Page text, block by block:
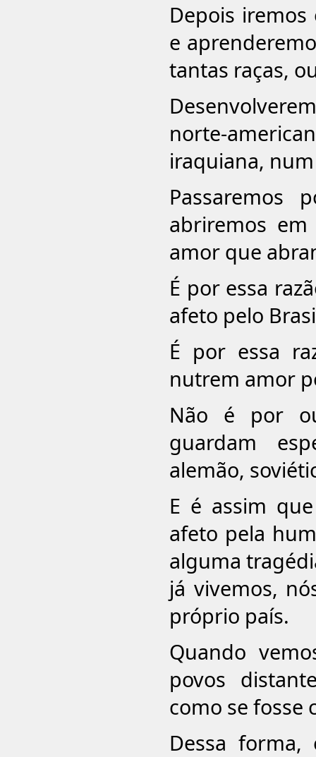
Depois
e
tantas raças,
norte-
iraquiana,
abriremos
amor que
É por essa
afeto pelo
É por essa
nutrem amor
Não é por
guardam
alemão,
E é assim
afeto pela
alguma
já vivemos,
próprio país.
Quando
povos
como se fosse
Dessa